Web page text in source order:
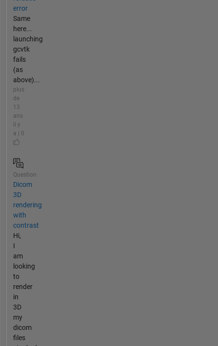
error
Same
here...
launching
gcvtk
fails
(as
above)...
plus
de
13
ans
il y
a | 0
Question
Dicom
3D
rendering
with
contrast
Hi,
I
am
looking
to
render
in
3D
my
dicom
files